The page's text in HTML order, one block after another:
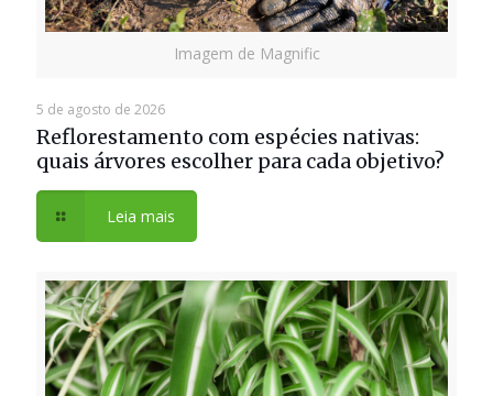
Imagem de Magnific
5 de agosto de 2026
Reflorestamento com espécies nativas:
quais árvores escolher para cada objetivo?
Leia mais